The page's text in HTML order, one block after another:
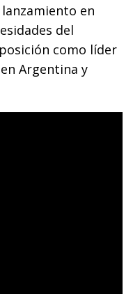
en
del
como líder
Argentina y